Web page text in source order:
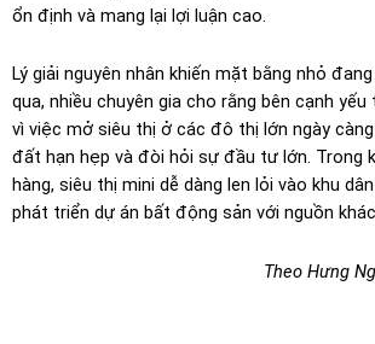
ổn định và mang lại lợi luận cao.
Lý giải nguyên nhân khiến mặt bằng nhỏ
qua, nhiều chuyên gia cho rằng bên cạnh
vì việc mở siêu thị ở các đô thị lớn ngày
đất hạn hẹp và đòi hỏi sự đầu tư lớn. Trong
hàng, siêu thị mini dễ dàng len lỏi vào khu
phát triển dự án bất động sản với nguồn
Theo Hưng